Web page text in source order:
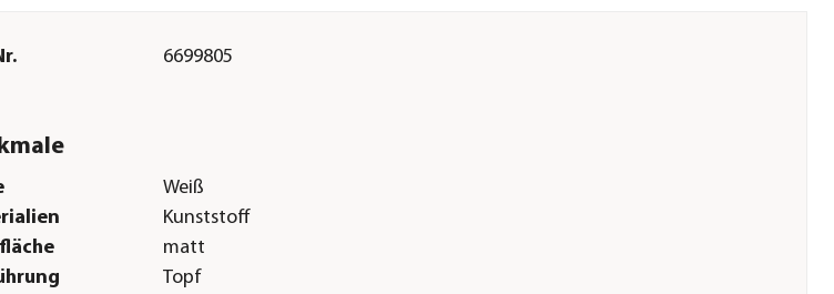
6699805
Weiß
Kunststoff
matt
Topf